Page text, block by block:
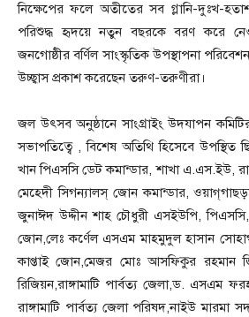
নিক্ষেপের ফলে অতীতের সব গ্লানি-দুঃখ-
পরিশুদ্ধ হৃদয়ে নতুন বছরকে বরণ করে
জনগোষ্ঠীর বর্ণিল সাংস্কৃতিক উপস্থাপনা
উচ্ছ্বাস প্রকাশ করেছেন তরুণ-তরুণীরা।
জল উৎসব অনুষ্ঠানে সাংগ্রাইং উদযাপন
সভাপ‌তি‌ত্বে , বিশেষ অ‌তি‌থি হিসেবে উপস্থিত
খান পিএসসি ডেট কমান্ডার, শাখা এ.এস.ইউ,
মেহেদী সিগন্যালস্ জোন কমান্ডার,
জুনাঈদ উদ্দীন শাহ চৌধুরী এসইউপি, পিএসসি,
জোন,লেঃ কর্ণেল এসএম মাহমুদুল হাসান
কাপ্তাই জোন,মেজর মোঃ আসফিকুর রহমান
রিজিয়ন,রাঙ্গামাটি পার্বত্য জেলা,ড. এসএম
রাঙ্গামাটি পার্বত্য জেলা পরিষদ,নাইউ মারমা